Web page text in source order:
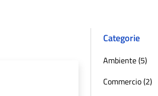
Categorie
Ambiente (5)
Commercio (2)